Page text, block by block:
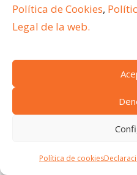
Política de Cookies,
Legal de la web.
Política de cookies
Por la naturaleza del
los dueños les
les comentamos que su
incorporar unas
Las cortinas de cristal